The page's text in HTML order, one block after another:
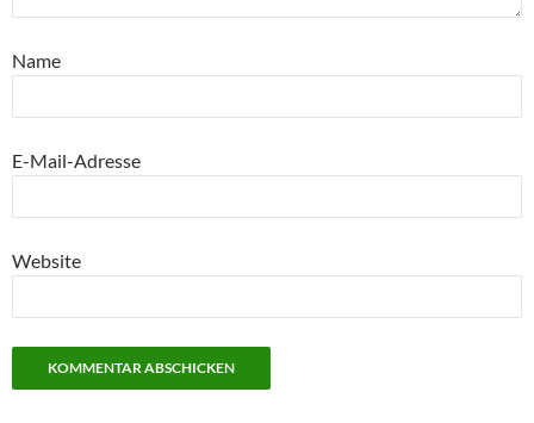
Name
E-Mail-Adresse
Website